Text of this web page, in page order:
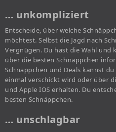
… unkompliziert
Entscheide, über welche
möchtest. Selbst die Jagd nach
Vergnügen. Du hast die Wahl und
über die besten Schnäppchen
Schnäppchen und Deals kannst
einmal verschickt wird oder über
und Apple IOS erhalten. Du
besten Schnäppchen.
… unschlagbar